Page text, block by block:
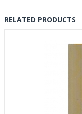
RELATED PRODUCTS